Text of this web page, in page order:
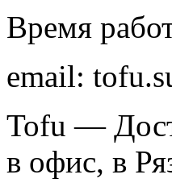
Время
email:
Tofu —
в офис, в